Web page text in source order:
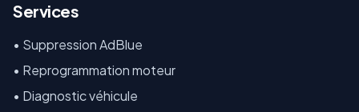
Services
• Suppression AdBlue
• Reprogrammation moteur
• Diagnostic véhicule